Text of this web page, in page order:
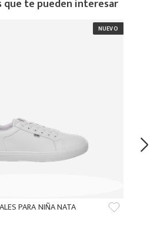
que te pueden interesar
PARA NIÑA NATA